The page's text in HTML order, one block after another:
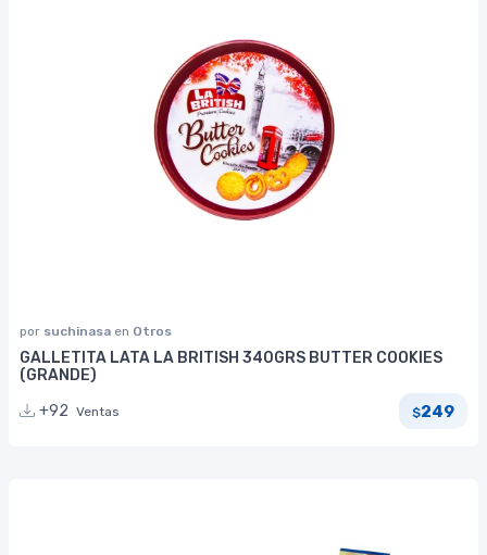
por suchinasa en Otros
GALLETITA LATA LA BRITISH 340GRS BUTTER COOKIES
(GRANDE)
+92 Ventas $249